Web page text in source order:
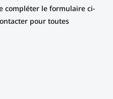
compléter le formulaire ci-
pour toutes